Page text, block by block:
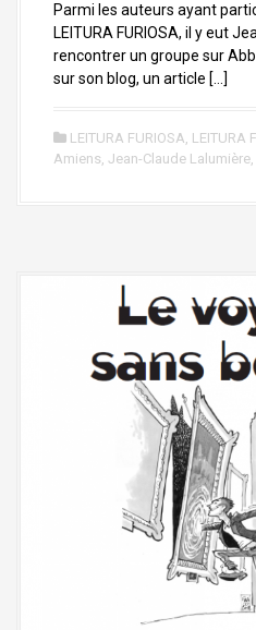
Parmi les auteurs ayant
LEITURA FURIOSA, il y eut
rencontrer un groupe sur
sur son blog, un article […]
LEITURA FURIOSA, LEITURA
Amiens, Jean-Claude Lalumière,